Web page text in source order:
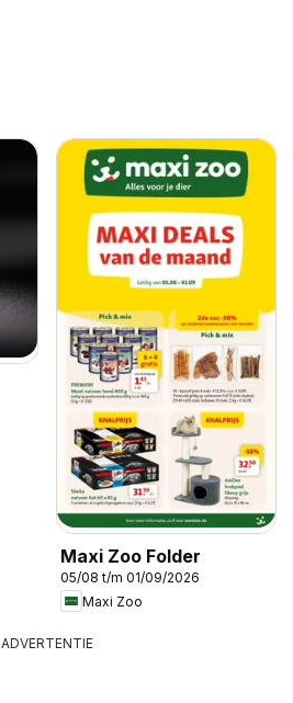
Maxi Zoo Folder
05/08 t/m 01/09/2026
Maxi Zoo
ADVERTENTIE